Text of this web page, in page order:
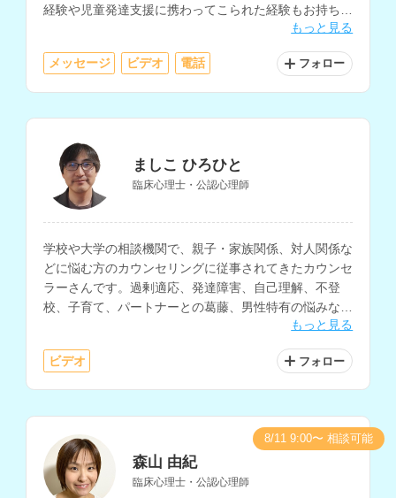
経験や児童発達支援に携わってこられた経験もお持ちで
もっと見る
メッセージ ビデオ 電話 フォロー
ましこ ひろひと
臨床心理士・公認心理師
学校や大学の相談機関で、親子・家族関係、対人関係な
どに悩む方のカウンセリングに従事されてきたカウンセ
ラーさんです。過剰適応、発達障害、自己理解、不登
校、子育て、パートナーとの葛藤、男性特有の悩みな
もっと見る
ビデオ フォロー
森山 由紀
臨床心理士・公認心理師
8/11 9:00〜 相談可能